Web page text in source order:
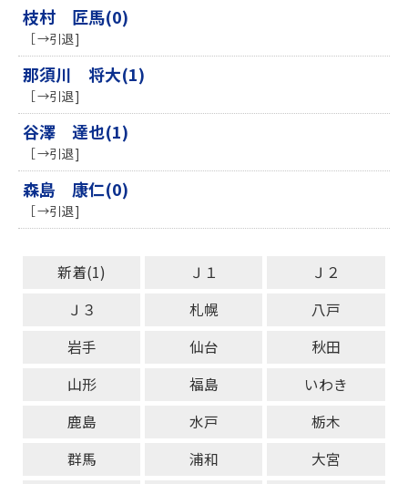
枝村 匠馬(0)
［ →引退 ]
那須川 将大(1)
［ →引退 ]
谷澤 達也(1)
［ →引退 ]
森島 康仁(0)
［ →引退 ]
新着(1) Ｊ１
Ｊ２
Ｊ３
札幌
八戸
岩手
仙台
秋田
山形
福島
いわき
鹿島
水戸
栃木
群馬
浦和
大宮